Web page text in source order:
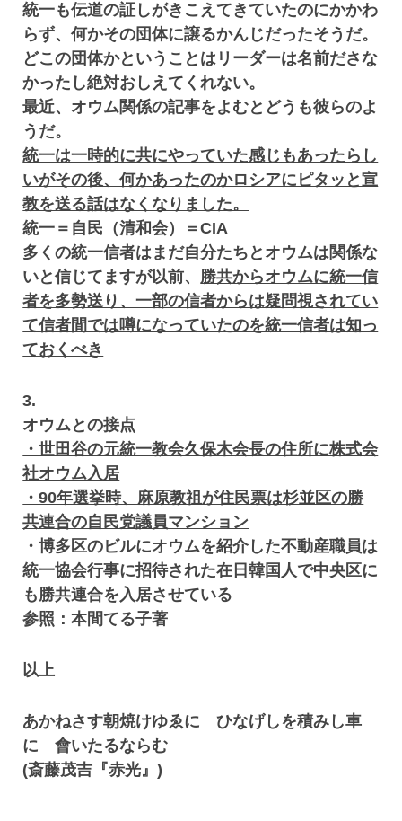
統一も伝道の証しがきこえてきていたのにかかわ
らず、何かその団体に譲るかんじだったそうだ。
どこの団体かということはリーダーは名前ださな
かったし絶対おしえてくれない。
最近、オウム関係の記事をよむとどうも彼らのよ
うだ。
統一は一時的に共にやっていた感じもあったらし
いがその後、何かあったのかロシアにピタッと宣
教を送る話はなくなりました。
統一＝自民（清和会）＝CIA
多くの統一信者はまだ自分たちとオウムは関係な
いと信じてますが以前、 勝共からオウムに統一信
者を多勢送り、一部の信者からは疑問視されてい
て信者間では噂になっていたのを統一信者は知っ
ておくべき
3.
オウムとの接点
・世田谷の元統一教会久保木会長の住所に株式会
社オウム入居
・90年選挙時、麻原教祖が住民票は杉並区の勝
共連合の自民党議員マンション
・博多区のビルにオウムを紹介した不動産職員は
統一協会行事に招待された在日韓国人で中央区に
も勝共連合を入居させている
参照：本間てる子著
以上
あかねさす朝焼けゆゑに ひなげしを積みし車
に 會いたるならむ
(斎藤茂吉『赤光』)